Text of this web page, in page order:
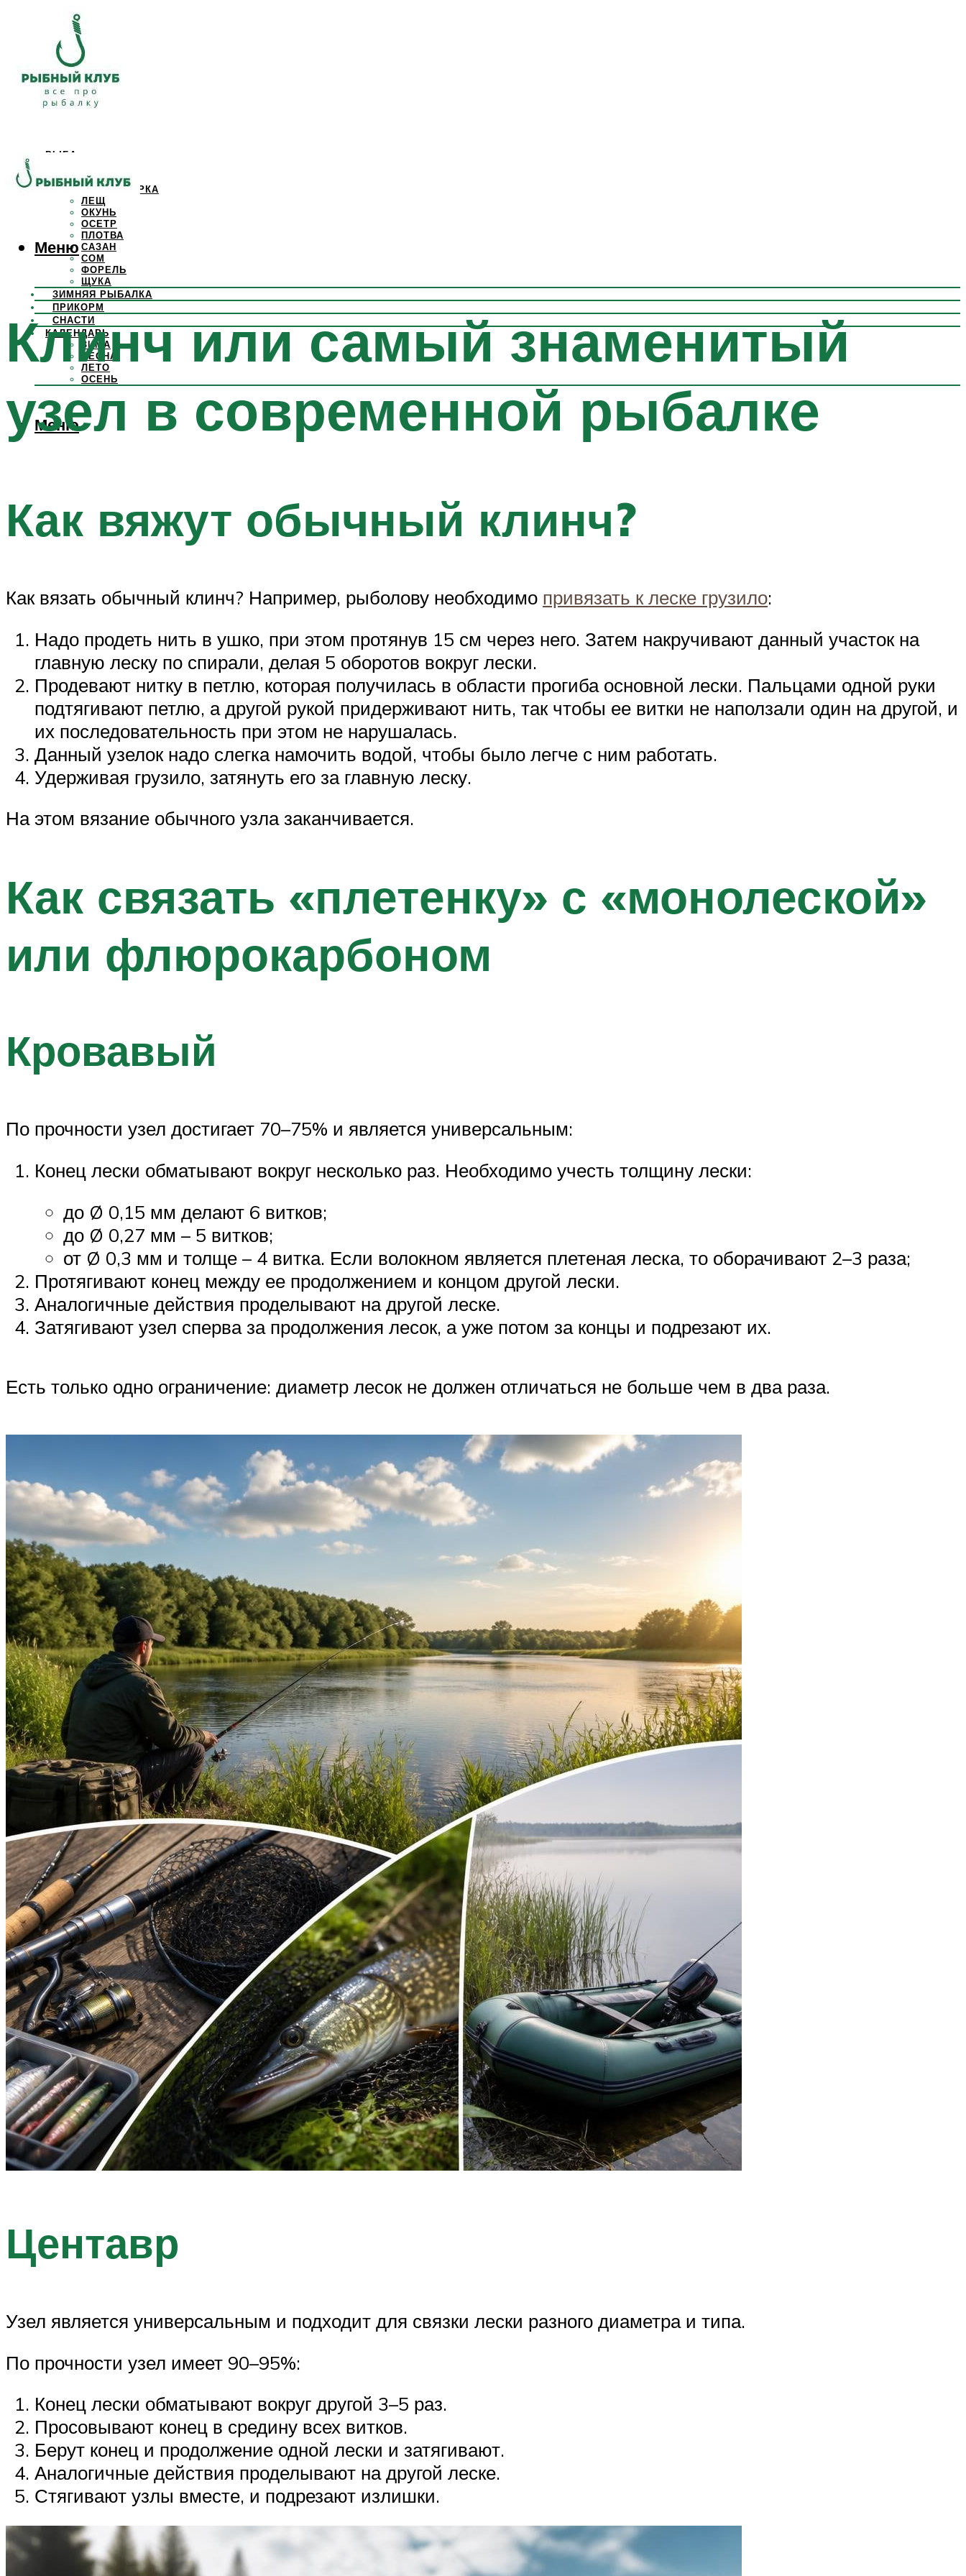
РЫБА
КАРП
КРАСНОПЕРКА
ЛЕЩ
ОКУНЬ
ОСЕТР
ПЛОТВА
САЗАН
СОМ
ФОРЕЛЬ
ЩУКА
ЗИМНЯЯ РЫБАЛКА
ПРИКОРМ
СНАСТИ
КАЛЕНДАРЬ
ЗИМА
ВЕСНА
ЛЕТО
ОСЕНЬ
Меню
Меню
Клинч или самый знаменитый
узел в современной рыбалке
Как вяжут обычный клинч?
Как вязать обычный клинч? Например, рыболову необходимо привязать к леске грузило:
Надо продеть нить в ушко, при этом протянув 15 см через него. Затем накручивают данный участок на
главную леску по спирали, делая 5 оборотов вокруг лески.
Продевают нитку в петлю, которая получилась в области прогиба основной лески. Пальцами одной руки
подтягивают петлю, а другой рукой придерживают нить, так чтобы ее витки не наползали один на другой, и
их последовательность при этом не нарушалась.
Данный узелок надо слегка намочить водой, чтобы было легче с ним работать.
Удерживая грузило, затянуть его за главную леску.
На этом вязание обычного узла заканчивается.
Как связать «плетенку» с «монолеской»
или флюрокарбоном
Кровавый
По прочности узел достигает 70–75% и является универсальным:
Конец лески обматывают вокруг несколько раз. Необходимо учесть толщину лески:
до Ø 0,15 мм делают 6 витков;
до Ø 0,27 мм – 5 витков;
от Ø 0,3 мм и толще – 4 витка. Если волокном является плетеная леска, то оборачивают 2–3 раза;
Протягивают конец между ее продолжением и концом другой лески.
Аналогичные действия проделывают на другой леске.
Затягивают узел сперва за продолжения лесок, а уже потом за концы и подрезают их.
Есть только одно ограничение: диаметр лесок не должен отличаться не больше чем в два раза.
Центавр
Узел является универсальным и подходит для связки лески разного диаметра и типа.
По прочности узел имеет 90–95%:
Конец лески обматывают вокруг другой 3–5 раз.
Просовывают конец в средину всех витков.
Берут конец и продолжение одной лески и затягивают.
Аналогичные действия проделывают на другой леске.
Стягивают узлы вместе, и подрезают излишки.